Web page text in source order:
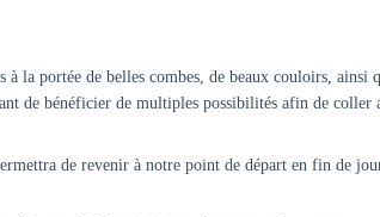
la portée de belles combes, de beaux couloirs, ainsi
de bénéficier de multiples possibilités afin de
de revenir à notre point de départ en fin de